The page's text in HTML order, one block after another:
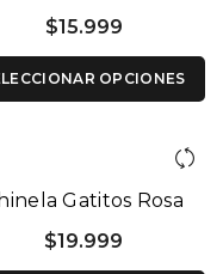
$15.999
OPCIONES
Gatitos Rosa
$19.999